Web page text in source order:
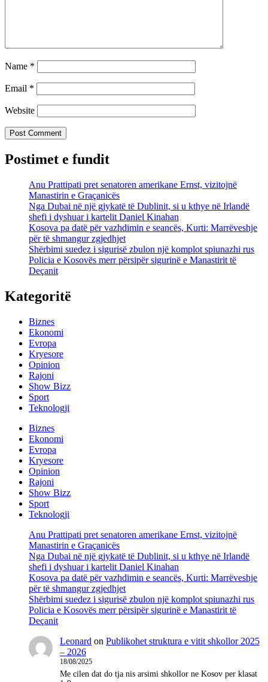
Name *
Email *
Website
Postimet e fundit
Anu Prattipati pret senatoren amerikane Ernst, vizitojnë
Manastirin e Graçanicës
Nga Dubai në një gjykatë të Dublinit, si u kthye në Irlandë
shefi i dyshuar i kartelit Daniel Kinahan
Kosova pa datë për vazhdimin e seancës, Kurti: Marrëveshje
për të shmangur zgjedhjet
Shërbimi suedez i sigurisë zbulon një komplot spiunazhi rus
Policia e Kosovës merr përsipër sigurinë e Manastirit të
Deçanit
Kategoritë
Biznes
Ekonomi
Evropa
Kryesore
Opinion
Rajoni
Show Bizz
Sport
Teknologji
Biznes
Ekonomi
Evropa
Kryesore
Opinion
Rajoni
Show Bizz
Sport
Teknologji
Anu Prattipati pret senatoren amerikane Ernst, vizitojnë
Manastirin e Graçanicës
Nga Dubai në një gjykatë të Dublinit, si u kthye në Irlandë
shefi i dyshuar i kartelit Daniel Kinahan
Kosova pa datë për vazhdimin e seancës, Kurti: Marrëveshje
për të shmangur zgjedhjet
Shërbimi suedez i sigurisë zbulon një komplot spiunazhi rus
Policia e Kosovës merr përsipër sigurinë e Manastirit të
Deçanit
Leonard on Publikohet struktura e vitit shkollor 2025
– 2026
18/08/2025
Me cilen dat do tja nis arsimi shkollor ne Kosov per klasat